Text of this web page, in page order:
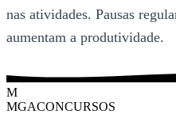
nas atividades. Pausas
aumentam a produtividade.
M
MGACONCURSOS